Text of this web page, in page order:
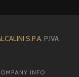
S.P.A. P.IVA
INFO